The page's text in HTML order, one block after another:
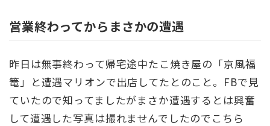
営業終わってからまさかの遭遇
昨日は無事終わって帰宅途中たこ焼き屋の「京風福
篭」と遭遇マリオンで出店してたとのこと。FBで見
ていたので知ってましたがまさか遭遇するとは興奮
して遭遇した写真は撮れませんでしたのでこちら